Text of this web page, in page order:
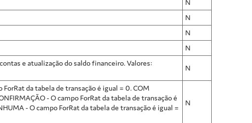
N
N
N
N
e atualização do saldo financeiro. Valores:
N
ForRat da tabela de transação é igual = 0. COM
- O campo ForRat da tabela de transação é
- O campo ForRat da tabela de transação é igual =
N